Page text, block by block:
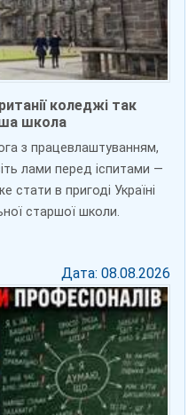
коледжі так
школа
з працевлаштуванням,
лами перед іспитами —
в пригоді Україні
старшої школи.
Дата: 08.08.2026